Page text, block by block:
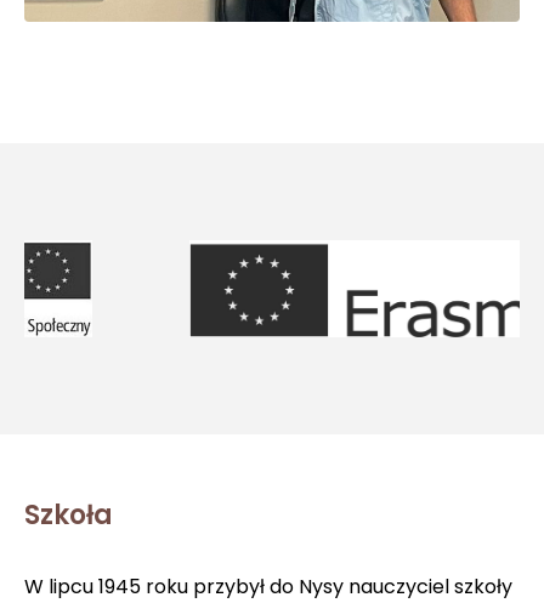
Szkoła
W lipcu 1945 roku przybył do Nysy nauczyciel szkoły